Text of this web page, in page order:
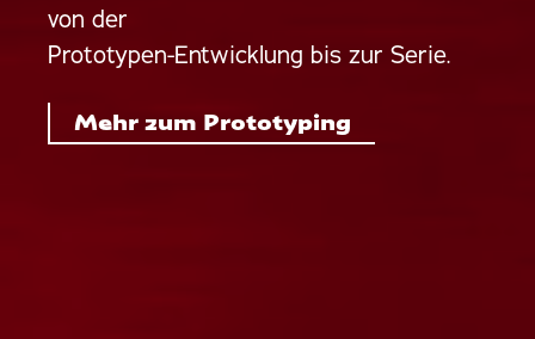
von der
Prototypen-Entwicklung bis zur Serie.
Mehr zum Prototyping